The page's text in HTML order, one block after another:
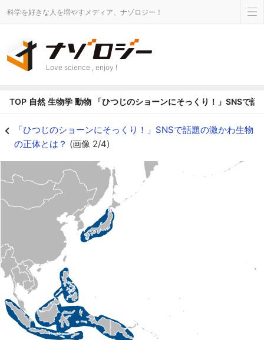
科学を好きな人を増やすメディア、ナゾロジー！
Love science , enjoy !
TOP 自然 生物学 動物 「ひつじのショーンにそっくり！」SNSで
「ひつじのショーンにそっくり！」SNSで話題の激かわ生物
の正体とは？ (画像 2/4)